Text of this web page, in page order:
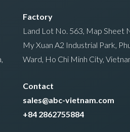
Factory
Land Lot No. 563, Map Sheet
My Xuan A2 Industrial Park,
Ward, Ho Chi Minh City,
Contact
sales@abc-vietnam.com
+84 2862755884